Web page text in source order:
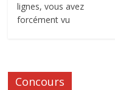
lignes, vous avez
forcément vu
Concours